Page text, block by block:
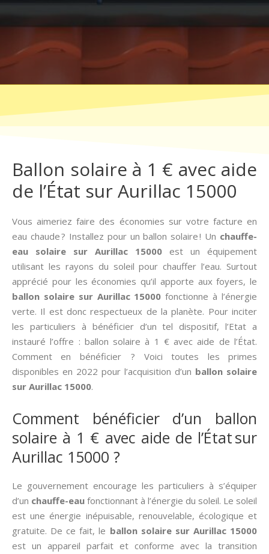
Ballon solaire à 1 € avec aide
de l’État sur Aurillac 15000
Vous aimeriez faire des économies sur votre facture en
eau chaude ? Installez pour un ballon solaire ! Un chauffe-
eau solaire sur Aurillac 15000 est un équipement
utilisant les rayons du soleil pour chauffer l’eau. Surtout
apprécié pour les économies qu’il apporte aux foyers, le
ballon solaire sur Aurillac 15000fonctionne à l’énergie
verte. Il est donc respectueux de la planète. Pour inciter
les particuliers à bénéficier d’un tel dispositif, l’Etat a
instauré l’offre : ballon solaire à 1 € avec aide de l’État.
Comment en bénéficier ? Voici toutes les primes
disponibles en 2022 pour l’acquisition d’un ballon solaire
sur Aurillac 15000.
Comment bénéficier d’un ballon
solaire à 1 € avec aide de l’État sur
Aurillac 15000 ?
Le gouvernement encourage les particuliers à s’équiper
d’un chauffe-eau fonctionnant à l’énergie du soleil. Le soleil
est une énergie inépuisable, renouvelable, écologique et
gratuite. De ce fait, le ballon solaire sur Aurillac 15000
est un appareil parfait et conforme avec la transition